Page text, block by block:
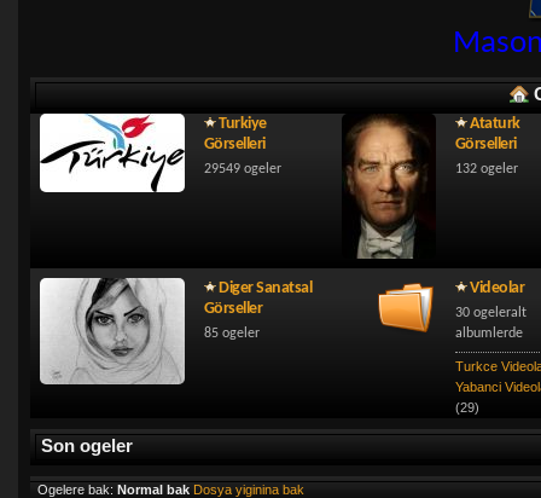
Turkiye
Görselleri
29549 ogeler
Ataturk
Görselleri
132 ogeler
Diger Sanatsal
Görseller
85 ogeler
Videolar
30 ogeleralt
albumlerde
Turkce
Yabanci
(29)
Son ogeler
Ogelere bak: Normal bak Dosya yiginina bak